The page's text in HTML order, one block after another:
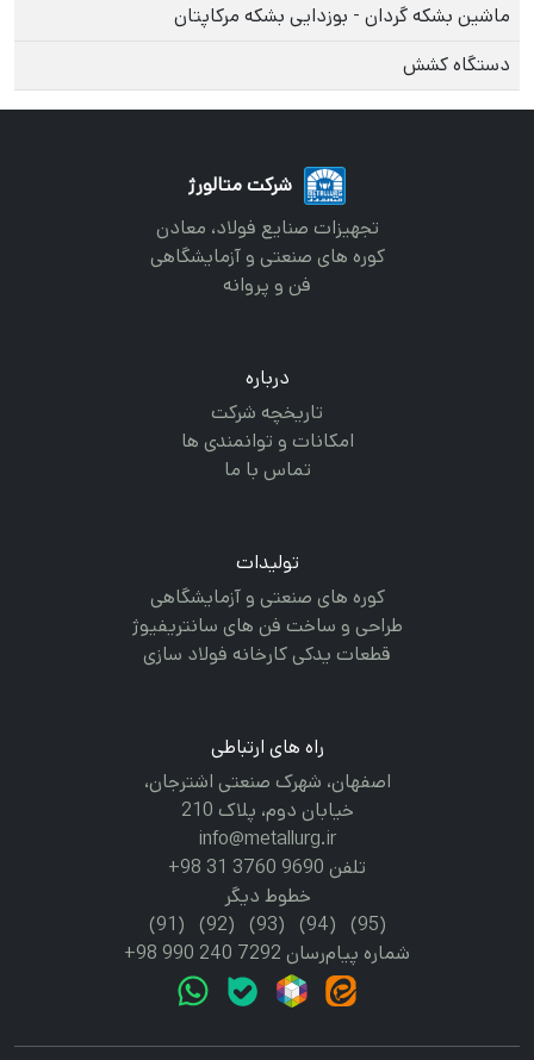
ماشین بشکه گردان - بوزدایی بشکه مرکاپتان
دستگاه کشش
شرکت متالورژ
تجهیزات صنایع فولاد، معادن
کوره های صنعتی و آزمایشگاهی
فن و پروانه
درباره
تاریخچه شرکت
امکانات و توانمندی ها
تماس با ما
تولیدات
کوره های صنعتی و آزمایشگاهی
طراحی و ساخت فن های سانتریفیوژ
قطعات یدکی کارخانه فولاد سازی
راه های ارتباطی
اصفهان، شهرک صنعتی اشترجان،
خیابان دوم، پلاک 210
info@metallurg.ir
تلفن 9690 3760 31 98+
خطوط دیگر
(95)
(94)
(93)
(92)
(91)
شماره پیام‌رسان 7292 240 990 98+